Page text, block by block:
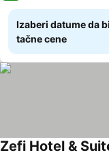
Izaberi datume da
tačne cene
Zefi Hotel &